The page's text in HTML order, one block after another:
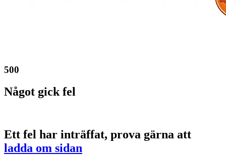
500
Något gick fel
Ett fel har inträffat, prova gärna att
ladda om sidan